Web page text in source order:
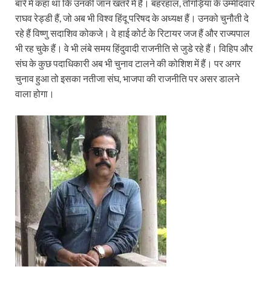
बारे में कहा था कि उनकी जान खतरे में है। बहरहाल, तोगड़िया के उम्मीदवार
राघव रेड्डी हैं, जो अब भी विश्व हिंदू परिषद के अध्यक्ष हैं। उनको चुनौती दे
रहे हैं विष्णु सदाशिव कोकजे। वे हाई कोर्ट के रिटायर जज हैं और राज्यपाल
भी रह चुके हैं। वे भी लंबे समय हिंदुवादी राजनीति से जुडे रहे हैं। विहिप और
संघ के कुछ पदाधिकारी अब भी चुनाव टालने की कोशिश में हैं। पर अगर
चुनाव हुआ तो इसका नतीजा संघ, भाजपा की राजनीति पर असर डालने
वाला होगा।